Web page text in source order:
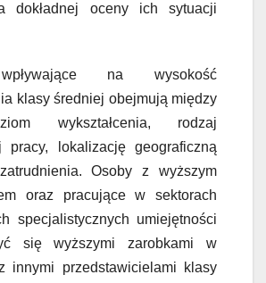
dokładnej oceny ich sytuacji
na wysokość
klasy średniej obejmują między
wykształcenia, rodzaj
pracy, lokalizację geograficzną
Osoby z wyższym
oraz pracujące w sektorach
specjalistycznych umiejętności
się wyższymi zarobkami w
innymi przedstawicielami klasy